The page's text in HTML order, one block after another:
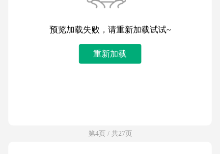
预览加载失败，请重新加载试试~
重新加载
第4页 / 共27页